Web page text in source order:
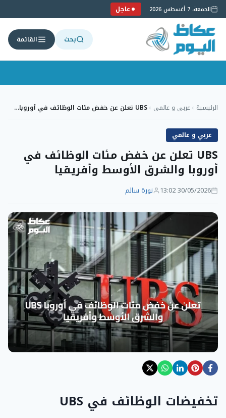
الجمعة، 7 أغسطس 2026 عاجل
بحث القائمة
إلىالرئيسية ›عربي و عالمي ›UBS تعلن عن خفض مئات الوظائف في أوروبا…
عربي و عالمي
UBS تعلن عن خفض مئات الوظائف في
أوروبا والشرق الأوسط وأفريقيا
30/05/2026 13:02 نورة سالم
تخفيضات الوظائف في UBS